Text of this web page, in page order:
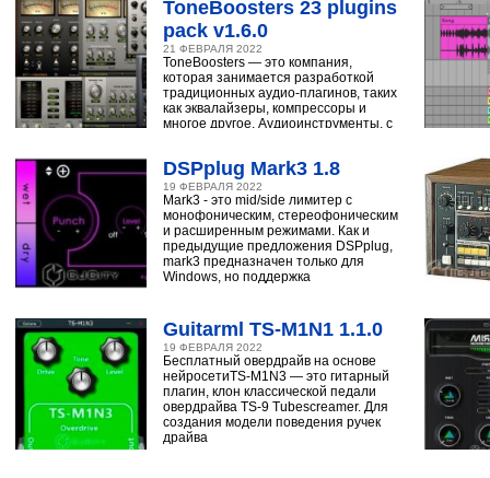
ToneBoosters 23 plugins
pack v1.6.0
21 ФЕВРАЛЯ 2022
ToneBoosters — это компания,
которая занимается разработкой
традиционных аудио-плагинов, таких
как эквалайзеры, компрессоры и
многое другое. Аудиоинструменты, с
DSPplug Mark3 1.8
19 ФЕВРАЛЯ 2022
Mark3 - это mid/side лимитер с
монофоническим, стереофоническим
и расширенным режимами. Как и
предыдущие предложения DSPplug,
mark3 предназначен только для
Windows, но поддержка
Guitarml TS-M1N1 1.1.0
19 ФЕВРАЛЯ 2022
Бесплатный овердрайв на основе
нейросетиTS-M1N3 — это гитарный
плагин, клон классической педали
овердрайва TS-9 Tubescreamer. Для
создания модели поведения ручек
драйва